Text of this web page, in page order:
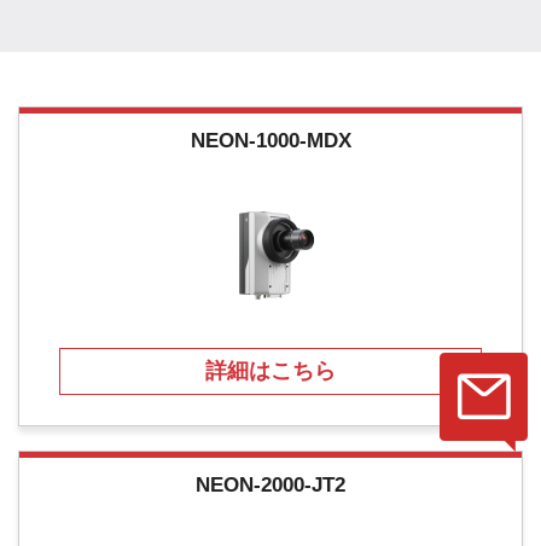
NEON-1000-MDX
詳細はこちら
NEON-2000-JT2